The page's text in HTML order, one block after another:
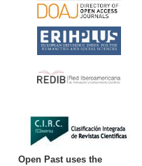
Open Past uses the